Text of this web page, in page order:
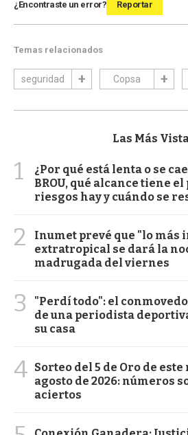
¿Encontraste un error? Reportar
Temas relacionados
seguridad Copsa
Las Más
1
¿Por qué está lenta o se
BROU, qué alcance tiene
riesgos hay y cuándo se
2
Inumet prevé que "lo más
extratropical se dará la
madrugada del viernes
3
"Perdí todo": el
de una periodista
su casa
4 Sorteo del 5 de Oro de
agosto de 2026: números
aciertos